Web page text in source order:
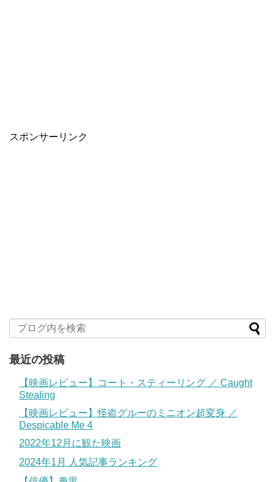
スポンサーリンク
最近の投稿
【映画レビュー】コート・スティーリング ／ Caught
Stealing
【映画レビュー】怪盗グルーのミニオン超変身 ／
Despicable Me 4
2022年12月に観た映画
2024年1月 人気記事ランキング